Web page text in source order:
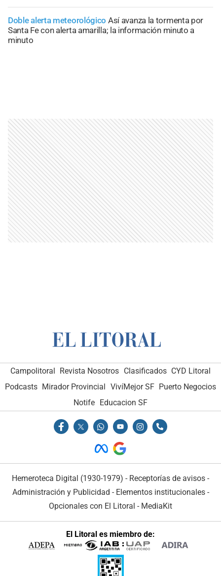
Doble alerta meteorológico Así avanza la tormenta por
Santa Fe con alerta amarilla; la información minuto a
minuto
Campolitoral Revista Nosotros Clasificados CYD Litoral
Podcasts Mirador Provincial VivíMejor SF Puerto Negocios
Notife Educacion SF
Hemeroteca Digital (1930-1979) - Receptorías de avisos -
Administración y Publicidad - Elementos institucionales-
Opcionales con El Litoral - MediaKit
El Litoral es miembro de: